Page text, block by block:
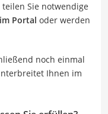
Sie notwendige
Portal oder werden
noch einmal
Ihnen im